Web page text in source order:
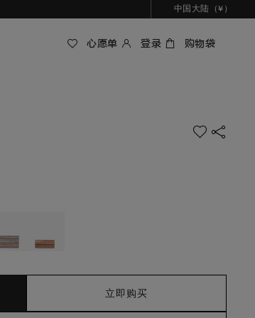
中国大陆（¥）
心愿单 登录 购物袋
立即购买